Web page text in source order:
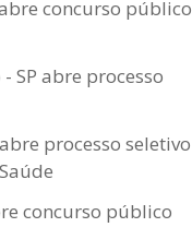
concurso público
SP abre processo
processo seletivo
concurso público